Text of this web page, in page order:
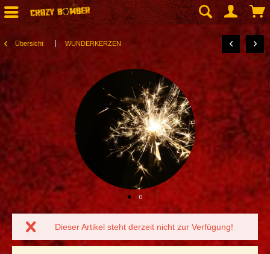
Übersicht WUNDERKERZEN
Dieser Artikel steht derzeit nicht zur Verfügung!